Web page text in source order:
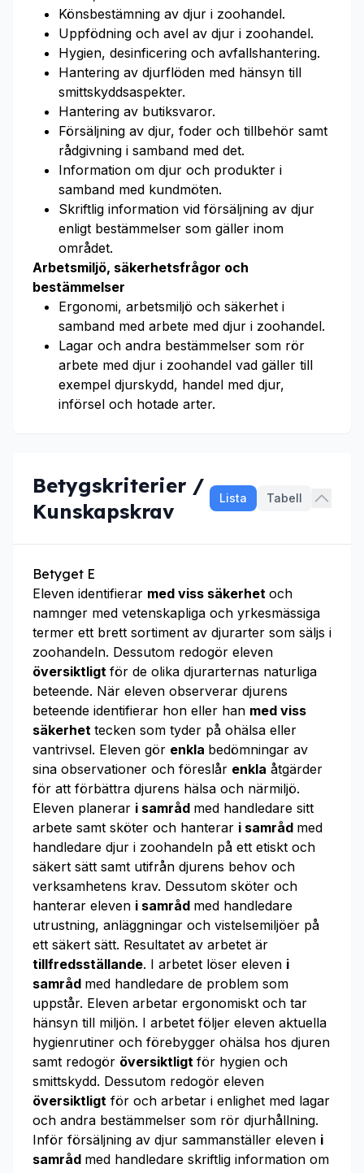
Könsbestämning av djur i zoohandel.
Uppfödning och avel av djur i zoohandel.
Hygien, desinficering och avfallshantering.
Hantering av djurflöden med hänsyn till
smittskyddsaspekter.
Hantering av butiksvaror.
Försäljning av djur, foder och tillbehör samt
rådgivning i samband med det.
Information om djur och produkter i
samband med kundmöten.
Skriftlig information vid försäljning av djur
enligt bestämmelser som gäller inom
området.
Arbetsmiljö, säkerhetsfrågor och
bestämmelser
Ergonomi, arbetsmiljö och säkerhet i
samband med arbete med djur i zoohandel.
Lagar och andra bestämmelser som rör
arbete med djur i zoohandel vad gäller till
exempel djurskydd, handel med djur,
införsel och hotade arter.
Betygskriterier /
Kunskapskrav
Lista Tabell
Betyget E
Eleven identifierar med viss säkerhet och
namnger med vetenskapliga och yrkesmässiga
termer ett brett sortiment av djurarter som säljs i
zoohandeln. Dessutom redogör eleven
översiktligt för de olika djurarternas naturliga
beteende. När eleven observerar djurens
beteende identifierar hon eller han med viss
säkerhet tecken som tyder på ohälsa eller
vantrivsel. Eleven gör enkla bedömningar av
sina observationer och föreslår enkla åtgärder
för att förbättra djurens hälsa och närmiljö.
Eleven planerar i samråd med handledare sitt
arbete samt sköter och hanterar i samråd med
handledare djur i zoohandeln på ett etiskt och
säkert sätt samt utifrån djurens behov och
verksamhetens krav. Dessutom sköter och
hanterar eleven i samråd med handledare
utrustning, anläggningar och vistelsemiljöer på
ett säkert sätt. Resultatet av arbetet är
tillfredsställande. I arbetet löser eleven i
samråd med handledare de problem som
uppstår. Eleven arbetar ergonomiskt och tar
hänsyn till miljön. I arbetet följer eleven aktuella
hygienrutiner och förebygger ohälsa hos djuren
samt redogör översiktligt för hygien och
smittskydd. Dessutom redogör eleven
översiktligt för och arbetar i enlighet med lagar
och andra bestämmelser som rör djurhållning.
Inför försäljning av djur sammanställer eleven i
samråd med handledare skriftlig information om